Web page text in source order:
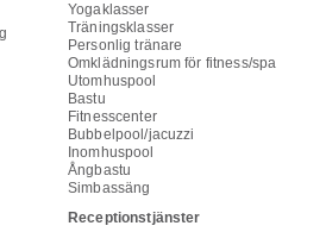
Yogaklasser
Träningsklasser
Personlig tränare
Omklädningsrum för fitness/spa
Utomhuspool
Bastu
Fitnesscenter
Bubbelpool/jacuzzi
Inomhuspool
Ångbastu
Simbassäng
Receptionstjänster